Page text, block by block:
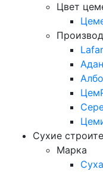
Цвет
Сухие
Марка